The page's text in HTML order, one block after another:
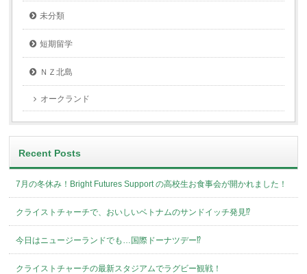
未分類
短期留学
ＮＺ北島
オークランド
Recent Posts
7月の冬休み！Bright Futures Support の高校生お食事会が開かれました！
クライストチャーチで、おいしいベトナムのサンドイッチ発見⁉︎
今日はニュージーランドでも…国際ドーナツデー⁉︎
クライストチャーチの最新スタジアムでラグビー観戦！